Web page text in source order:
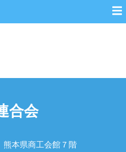
合会
本県商工会館７階